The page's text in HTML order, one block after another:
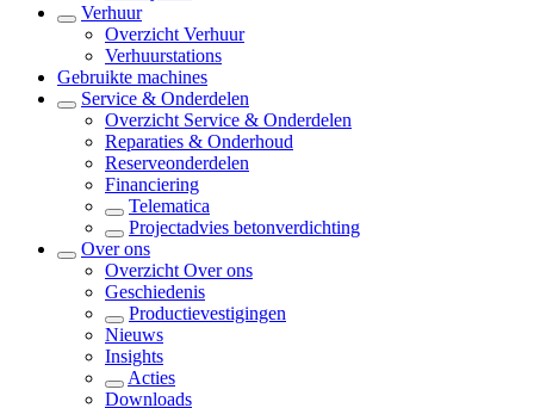
Verhuur
Overzicht Verhuur
Verhuurstations
Gebruikte machines
Service & Onderdelen
Overzicht Service & Onderdelen
Reparaties & Onderhoud
Reserveonderdelen
Financiering
Telematica
Projectadvies betonverdichting
Over ons
Overzicht Over ons
Geschiedenis
Productievestigingen
Nieuws
Insights
Acties
Downloads